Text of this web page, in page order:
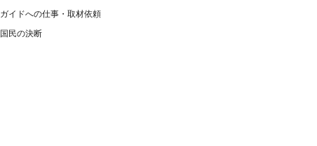
ガイドへの仕事・取材依頼
国民の決断